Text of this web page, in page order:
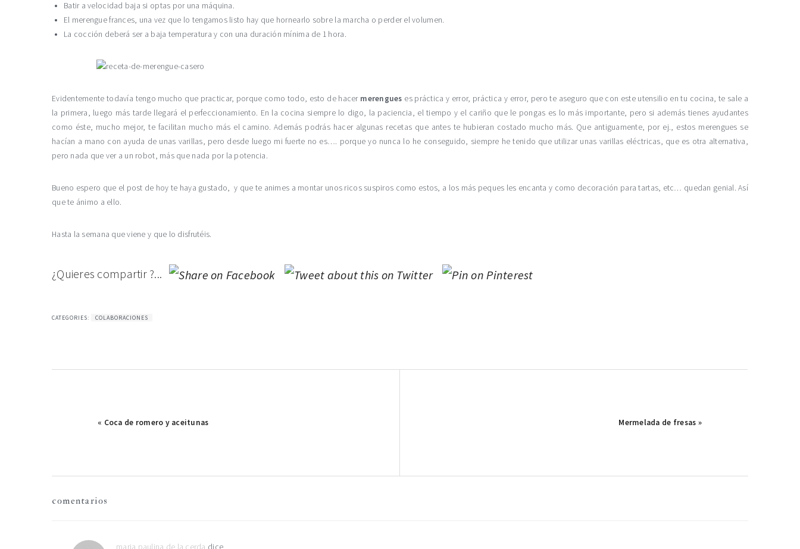
Batir a velocidad baja si optas por una máquina.
El merengue frances, una vez que lo tengamos listo hay que hornearlo sobre la marcha o perder el volumen.
La cocción deberá ser a baja temperatura y con una duración mínima de 1 hora.
Evidentemente todavía tengo mucho que practicar, porque como todo, esto de hacer merengues es práctica y error, práctica y error, pero te aseguro que con este utensilio en tu cocina, te sale a
la primera, luego más tarde llegará el perfeccionamiento. En la cocina siempre lo digo, la paciencia, el tiempo y el cariño que le pongas es lo más importante, pero si además tienes ayudantes
como éste, mucho mejor, te facilitan mucho más el camino. Además podrás hacer algunas recetas que antes te hubieran costado mucho más. Que antiguamente, por ej., estos merengues se
hacían a mano con ayuda de unas varillas, pero desde luego mi fuerte no es…. porque yo nunca lo he conseguido, siempre he tenido que utilizar unas varillas eléctricas, que es otra alternativa,
pero nada que ver a un robot, más que nada por la potencia.
Bueno espero que el post de hoy te haya gustado, y que te animes a montar unos ricos suspiros como estos, a los más peques les encanta y como decoración para tartas, etc… quedan genial. Así
que te ánimo a ello.
Hasta la semana que viene y que lo disfrutéis.
¿Quieres compartir ?...
CATEGORIES: COLABORACIONES
Publicación
« Coca de romero y aceitunas
Publicación
Mermelada de fresas »
interacciones
comentarios
maria paulina de la cerda dice